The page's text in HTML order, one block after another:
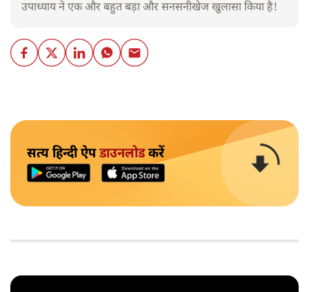
उपाध्याय ने एक और बहुत बड़ा और सनसनीखेज खुलासा किया है!
सत्य हिन्दी ऐपडाउनलोडकरें